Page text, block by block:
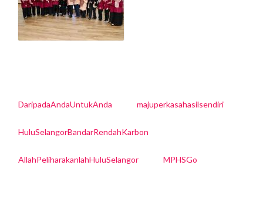
DaripadaAndaUntukAnda majuperkasahasilsendiri
HuluSelangorBandarRendahKarbon
AllahPeliharakanlahHuluSelangor MPHSGo